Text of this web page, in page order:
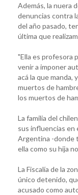
Además, la nuera
denuncias contra
del año pasado,
última que
"Ella es profesora
venir a imponer
acá la que manda,
muertos de
los muertos de
La familia del
sus influencias en
Argentina -donde
ella como su hija
La Fiscalía de la
único detenido,
acusado como